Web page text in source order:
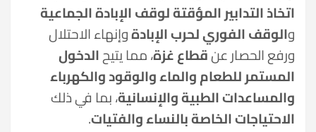
اتخاذ التدابير المؤقتة لوقف الإبادة الجماعية
والوقف الفوري لحرب الإبادةوإنهاء الاحتلال
ورفع الحصار عنقطاع غزة، مما يتيحالدخول
المستمر للطعام والماء والوقود والكهرباء
والمساعدات الطبية والإنسانية، بما في ذلك
الاحتياجات الخاصة بالنساء والفتيات.